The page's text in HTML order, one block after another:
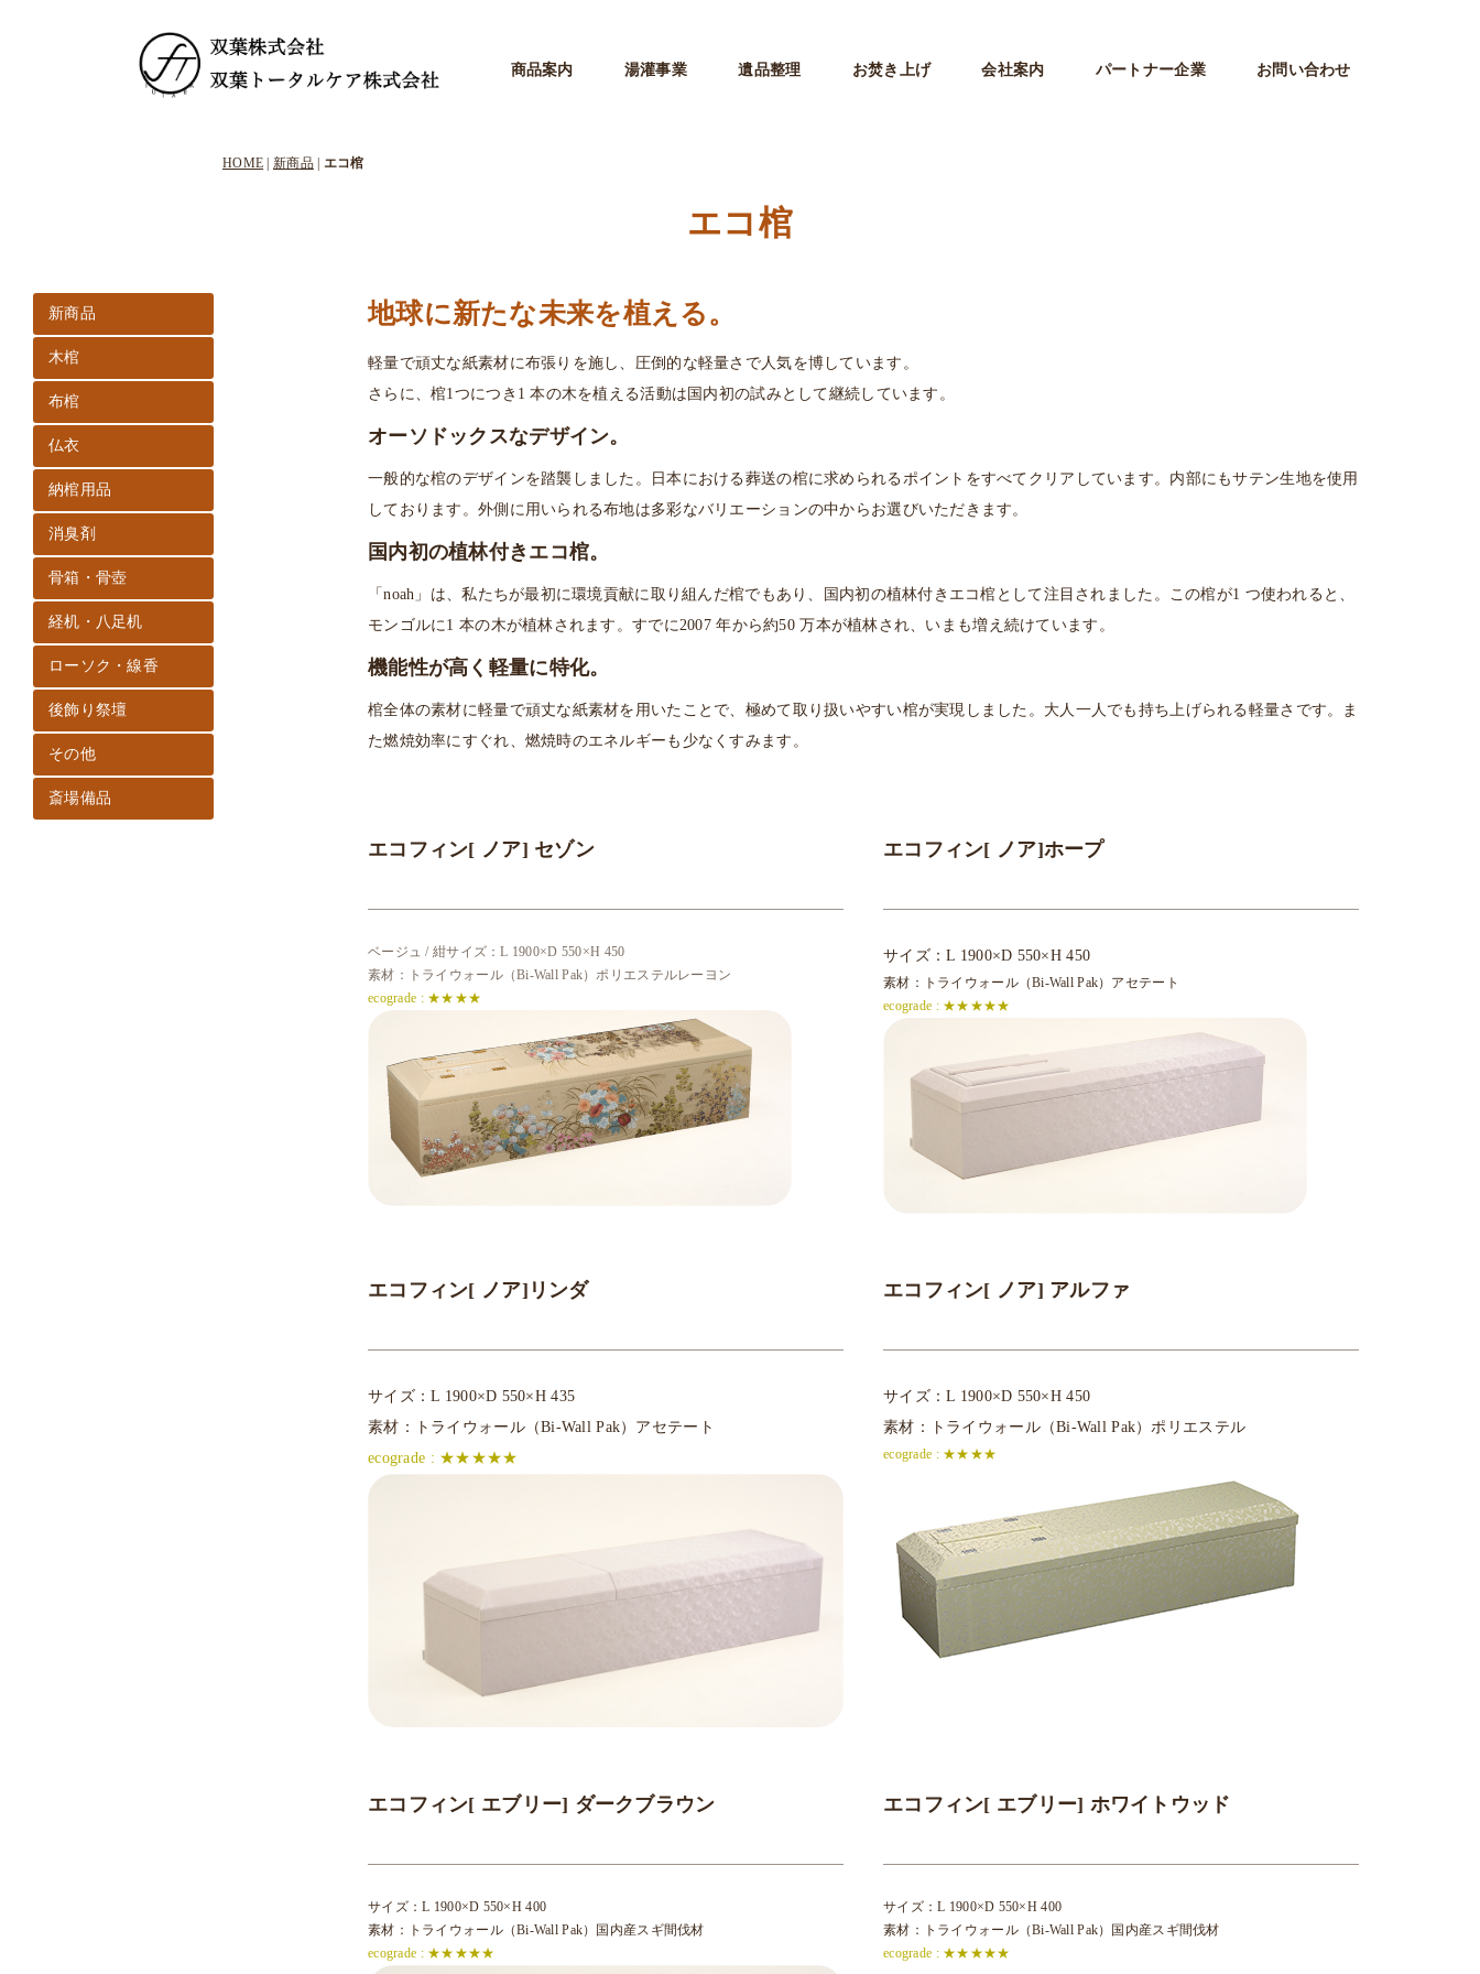
商品案内 湯灌事業 遺品整理 お焚き上げ 会社案内 パートナー企業 お問い合わせ
HOME 新商品| エコ棺
エコ棺
地球に新たな未来を植える。
軽量で頑丈な紙素材に布張りを施し、圧倒的な軽量さで人気を博しています。
さらに、棺1つにつき1 本の木を植える活動は国内初の試みとして継続しています。
オーソドックスなデザイン。
一般的な棺のデザインを踏襲しました。日本における葬送の棺に求められるポイントをすべてクリアしています。内部にもサテン生地を使用
しております。外側に用いられる布地は多彩なバリエーションの中からお選びいただきます。
国内初の植林付きエコ棺。
「noah」は、私たちが最初に環境貢献に取り組んだ棺でもあり、国内初の植林付きエコ棺として注目されました。この棺が1 つ使われると、
モンゴルに1 本の木が植林されます。すでに2007 年から約50 万本が植林され、いまも増え続けています。
機能性が高く軽量に特化。
棺全体の素材に軽量で頑丈な紙素材を用いたことで、極めて取り扱いやすい棺が実現しました。大人一人でも持ち上げられる軽量さです。ま
た燃焼効率にすぐれ、燃焼時のエネルギーも少なくすみます。
エコフィン[ ノア] セゾン
ベージュ / 紺サイズ：L 1900×D 550×H 450
素材：トライウォール（Bi-Wall Pak）ポリエステルレーヨン
ecograde : ★★★★
エコフィン[ ノア]ホープ
サイズ：L 1900×D 550×H 450
素材：トライウォール（Bi-Wall Pak）アセテート
ecograde : ★★★★★
エコフィン[ ノア]リンダ
サイズ：L 1900×D 550×H 435
素材：トライウォール（Bi-Wall Pak）アセテート
ecograde : ★★★★★
エコフィン[ ノア] アルファ
サイズ：L 1900×D 550×H 450
素材：トライウォール（Bi-Wall Pak）ポリエステル
ecograde : ★★★★
エコフィン[ エブリー] ダークブラウン
サイズ：L 1900×D 550×H 400
素材：トライウォール（Bi-Wall Pak）国内産スギ間伐材
ecograde : ★★★★★
エコフィン[ エブリー] ホワイトウッド
サイズ：L 1900×D 550×H 400
素材：トライウォール（Bi-Wall Pak）国内産スギ間伐材
ecograde : ★★★★★
新商品
木棺
布棺
仏衣
納棺用品
消臭剤
骨箱・骨壺
経机・八足机
ローソク・線香
後飾り祭壇
その他
斎場備品